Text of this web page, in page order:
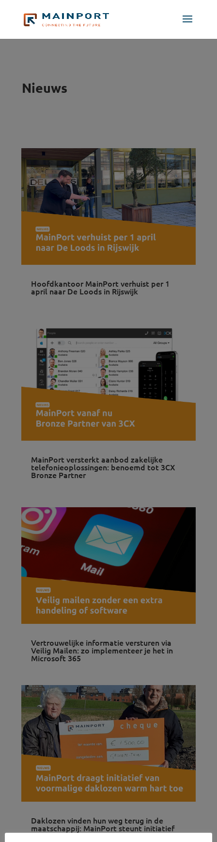
Nieuws
Hoofdkantoor MainPort verhuist per 1
april naar De Loods in Rijswijk
MainPort versterkt aanbod zakelijke
telefonieoplossingen: benoemd tot 3CX
Bronze Partner
Vertrouwelijke informatie versturen via
Veilig Mailen: zo implementeer je het in
Microsoft 365
Daklozen vinden hun weg terug in de
maatschappij: MainPort steunt initiatief
voor groentetuin